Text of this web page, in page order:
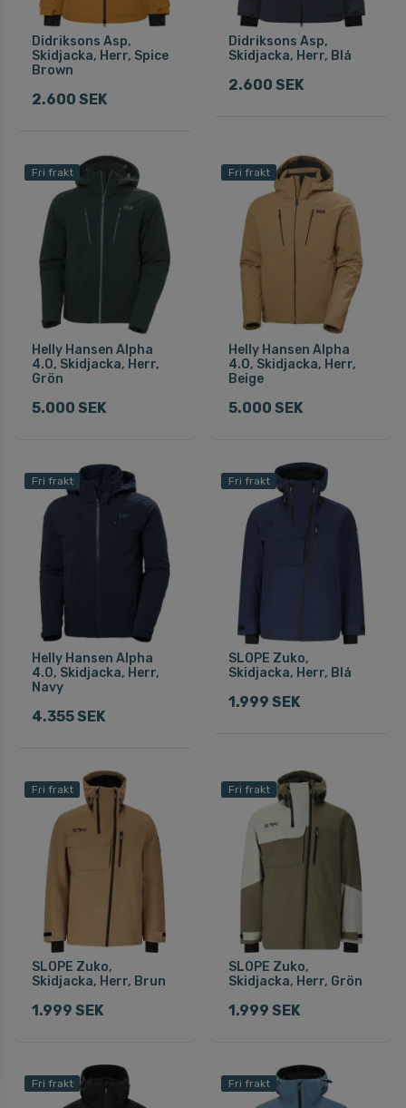
Didriksons Asp,
Skidjacka, Herr, Spice
Brown
2.600 SEK
Didriksons Asp,
Skidjacka, Herr, Blå
2.600 SEK
Fri frakt
Helly Hansen Alpha
4.0, Skidjacka, Herr,
Grön
5.000 SEK
Fri frakt
Helly Hansen Alpha
4.0, Skidjacka, Herr,
Beige
5.000 SEK
Fri frakt
Helly Hansen Alpha
4.0, Skidjacka, Herr,
Navy
4.355 SEK
Fri frakt
SLOPE Zuko,
Skidjacka, Herr, Blå
1.999 SEK
Fri frakt
SLOPE Zuko,
Skidjacka, Herr, Brun
1.999 SEK
Fri frakt
SLOPE Zuko,
Skidjacka, Herr, Grön
1.999 SEK
Fri frakt Fri frakt